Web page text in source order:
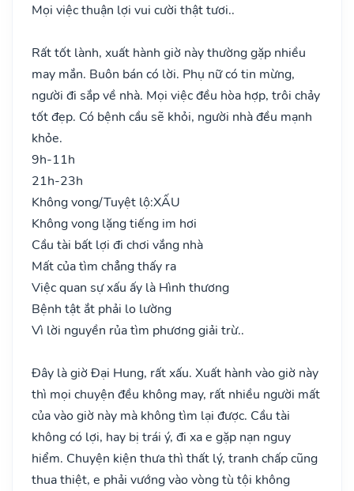
Mọi việc thuận lợi vui cười thật tươi..
Rất tốt lành, xuất hành giờ này thường gặp nhiều
may mắn. Buôn bán có lời. Phụ nữ có tin mừng,
người đi sắp về nhà. Mọi việc đều hòa hợp, trôi chảy
tốt đẹp. Có bệnh cầu sẽ khỏi, người nhà đều mạnh
khỏe.
9h-11h
21h-23h
Không vong/Tuyệt lộ:XẤU
Không vong lặng tiếng im hơi
Cầu tài bất lợi đi chơi vắng nhà
Mất của tìm chẳng thấy ra
Việc quan sự xấu ấy là Hình thương
Bệnh tật ắt phải lo lường
Vì lời nguyền rủa tìm phương giải trừ..
Đây là giờ Đại Hung, rất xấu. Xuất hành vào giờ này
thì mọi chuyện đều không may, rất nhiều người mất
của vào giờ này mà không tìm lại được. Cầu tài
không có lợi, hay bị trái ý, đi xa e gặp nạn nguy
hiểm. Chuyện kiện thưa thì thất lý, tranh chấp cũng
thua thiệt, e phải vướng vào vòng tù tội không